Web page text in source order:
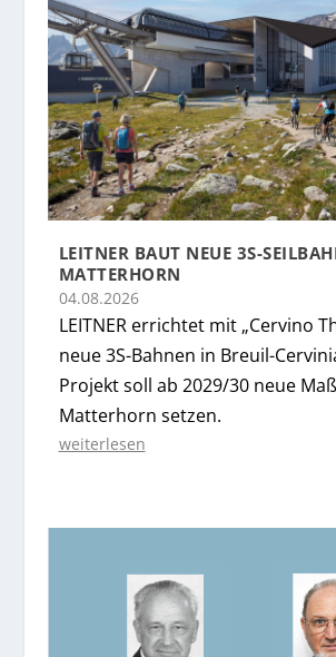
LEITNER BAUT NEUE 3S-
MATTERHORN
04.08.2026
LEITNER errichtet mit „Cervino
neue 3S-Bahnen in Breuil-
Projekt soll ab 2029/30 neue
Matterhorn setzen.
weiterlesen